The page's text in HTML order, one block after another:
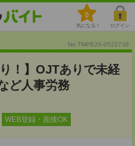
0
気になる！ ログイン
No.TMPE26-0522738
！】OJTありで未経
ど人事労務
WEB登録・面接OK